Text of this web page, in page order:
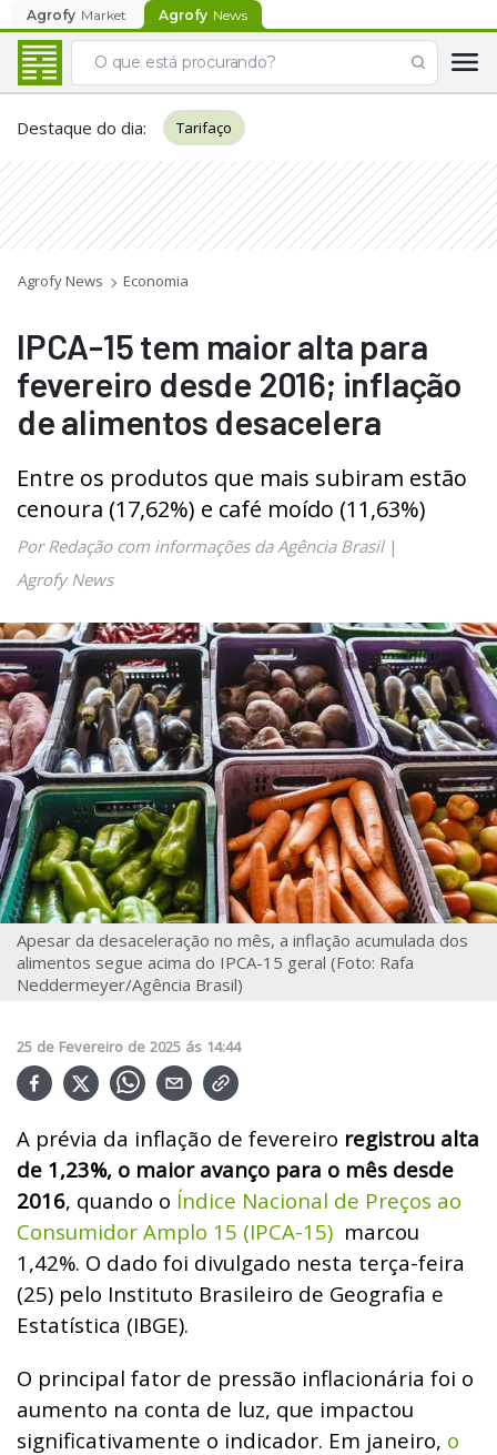
Agrofy Market Agrofy News
Destaque do dia: Tarifaço
Agrofy News Economia
IPCA-15 tem maior alta para
fevereiro desde 2016; inflação
de alimentos desacelera
Entre os produtos que mais subiram estão
cenoura (17,62%) e café moído (11,63%)
Por Redação com informações da Agência Brasil|
Agrofy News
Apesar da desaceleração no mês, a inflação acumulada dos
alimentos segue acima do IPCA-15 geral (Foto: Rafa
Neddermeyer/Agência Brasil)
25 de Fevereiro de 2025 ás 14:44
A prévia da inflação de fevereiro registrou alta
de 1,23%, o maior avanço para o mês desde
2016, quando o Índice Nacional de Preços ao
Consumidor Amplo 15 (IPCA-15) marcou
1,42%. O dado foi divulgado nesta terça-feira
(25) pelo Instituto Brasileiro de Geografia e
Estatística (IBGE).
O principal fator de pressão inflacionária foi o
aumento na conta de luz, que impactou
significativamente o indicador. Em janeiro, o